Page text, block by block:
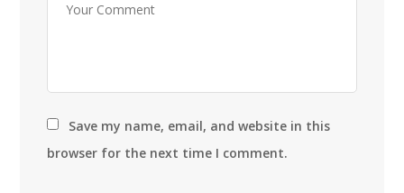
Save my name, email, and website in this
browser for the next time I comment.